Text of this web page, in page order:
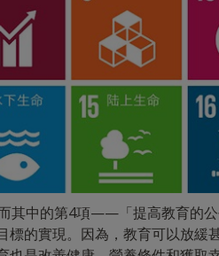
其中的第4項——「提高教育的
的實現。因為，教育可以放緩